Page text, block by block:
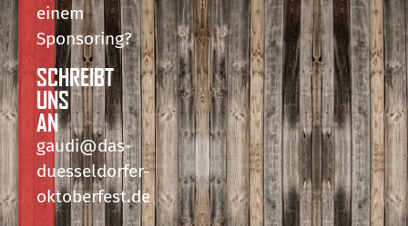
einem
Sponsoring?
SCHREIBT
UNS
AN
gaudi@das-
duesseldorfer-
oktoberfest.de